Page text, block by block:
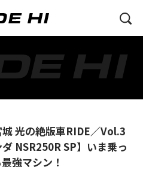
城 光の絶版車RIDE／Vol.3
NSR250R SP】いま乗っ
強マシン！